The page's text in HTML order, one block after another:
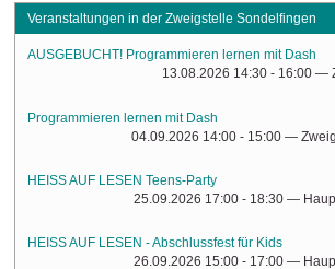
Veranstaltungen in der Zweigstelle Sondelfingen
AUSGEBUCHT! Programmieren lernen mit Dash
13.08.2026 14:30 - 16:00 —
Programmieren lernen mit Dash
04.09.2026 14:00 - 15:00 —
HEISS AUF LESEN Teens-Party
25.09.2026 17:00 - 18:30 —
HEISS AUF LESEN - Abschlussfest für Kids
26.09.2026 15:00 - 17:00 —